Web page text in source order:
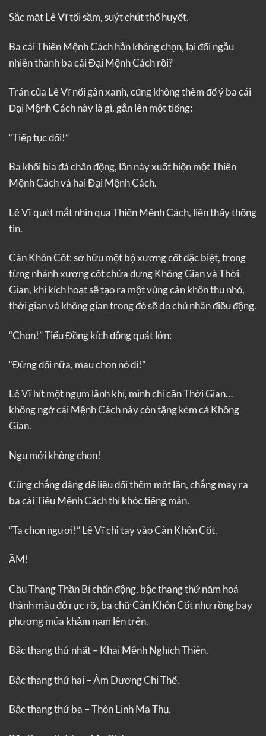
Sắc mặt Lê Vĩ tối sầm, suýt chút thổ huyết.
Ba cái Thiên Mệnh Cách hắn không chọn, lại đổi ngẫu
nhiên thành ba cái Đại Mệnh Cách rồi?
Trán của Lê Vĩ nổi gân xanh, cũng không thèm để ý ba cái
Đại Mệnh Cách này là gì, gằn lên một tiếng:
“Tiếp tục đổi!”
Ba khối bia đá chấn động, lần này xuất hiện một Thiên
Mệnh Cách và hai Đại Mệnh Cách.
Lê Vĩ quét mắt nhìn qua Thiên Mệnh Cách, liền thấy thông
tin.
Càn Khôn Cốt: sở hữu một bộ xương cốt đặc biệt, trong
từng nhánh xương cốt chứa đựng Không Gian và Thời
Gian, khi kích hoạt sẽ tạo ra một vùng càn khôn thu nhỏ,
thời gian và không gian trong đó sẽ do chủ nhân điều động.
“Chọn!” Tiểu Đồng kích động quát lớn:
“Đừng đổi nữa, mau chọn nó đi!”
Lê Vĩ hít một ngụm lãnh khí, mình chỉ cần Thời Gian…
không ngờ cái Mệnh Cách này còn tặng kèm cả Không
Gian.
Ngu mới không chọn!
Cũng chẳng đáng để liều đổi thêm một lần, chẳng may ra
ba cái Tiểu Mệnh Cách thì khóc tiếng mán.
“Ta chọn ngươi!” Lê Vĩ chỉ tay vào Càn Khôn Cốt.
ẦM!
Cầu Thang Thần Bí chấn động, bậc thang thứ năm hoá
thành màu đỏ rực rỡ, ba chữ Càn Khôn Cốt như rồng bay
phượng múa khảm nạm lên trên.
Bậc thang thứ nhất – Khai Mệnh Nghịch Thiên.
Bậc thang thứ hai – Âm Dương Chi Thể.
Bậc thang thứ ba – Thôn Linh Ma Thụ.